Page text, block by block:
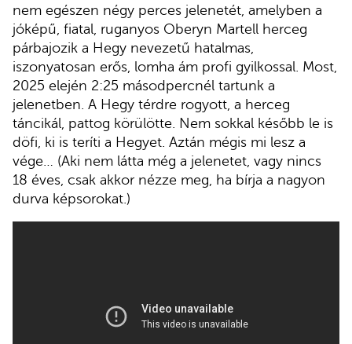
nem egészen négy perces jelenetét, amelyben a
jóképű, fiatal, ruganyos Oberyn Martell herceg
párbajozik a Hegy nevezetű hatalmas,
iszonyatosan erős, lomha ám profi gyilkossal. Most,
2025 elején 2:25 másodpercnél tartunk a
jelenetben. A Hegy térdre rogyott, a herceg
táncikál, pattog körülötte. Nem sokkal később le is
döfi, ki is teríti a Hegyet. Aztán mégis mi lesz a
vége… (Aki nem látta még a jelenetet, vagy nincs
18 éves, csak akkor nézze meg, ha bírja a nagyon
durva képsorokat.)